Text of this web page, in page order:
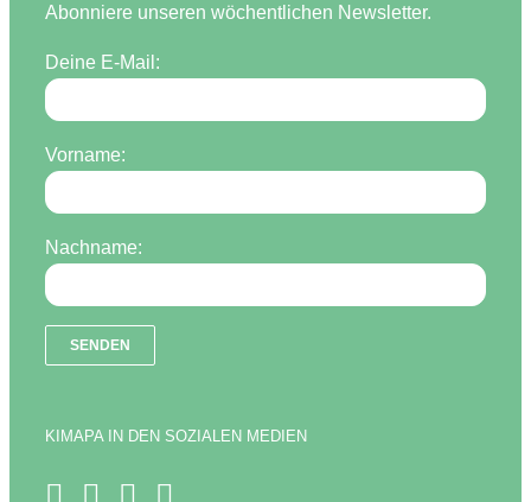
Abonniere unseren wöchentlichen Newsletter.
Deine E-Mail:
Vorname:
Nachname:
KIMAPA IN DEN SOZIALEN MEDIEN